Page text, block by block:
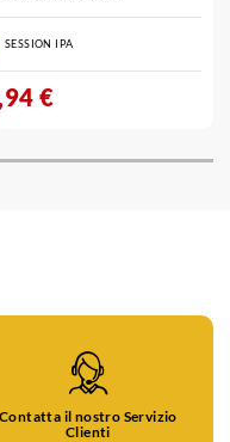
SESSION IPA
€
Contatta il nostro Servizio
Clienti